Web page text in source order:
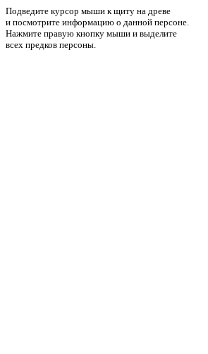
Подведите курсор мыши к щиту на древе
и посмотрите информацию о данной персоне.
Нажмите правую кнопку мыши и выделите
всех предков персоны.